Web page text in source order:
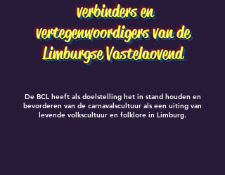
verbinders en
vertegenwoordigers van de
Limburgse Vastelaovend
De BCL heeft als doelstelling het in stand houden en
bevorderen van de carnavalscultuur als een uiting van
levende volkscultuur en folklore in Limburg.